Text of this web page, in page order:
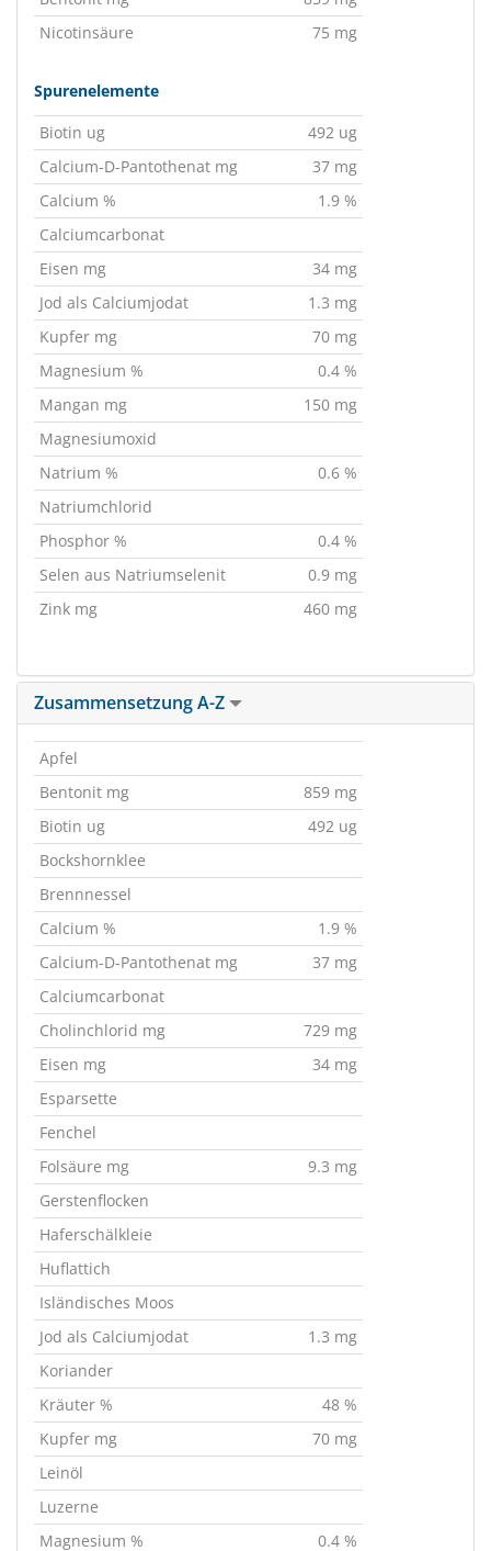
Nicotinsäure
75 mg
Spurenelemente
Biotin ug
492 ug
Calcium-D-Pantothenat mg
37 mg
Calcium %
1.9 %
Calciumcarbonat
Eisen mg
34 mg
Jod als Calciumjodat
1.3 mg
Kupfer mg
70 mg
Magnesium %
0.4 %
Mangan mg
150 mg
Magnesiumoxid
Natrium %
0.6 %
Natriumchlorid
Phosphor %
0.4 %
Selen aus Natriumselenit
0.9 mg
Zink mg
460 mg
Zusammensetzung A-Z
Apfel
Bentonit mg
859 mg
Biotin ug
492 ug
Bockshornklee
Brennnessel
Calcium %
1.9 %
Calcium-D-Pantothenat mg
37 mg
Calciumcarbonat
Cholinchlorid mg
729 mg
Eisen mg
34 mg
Esparsette
Fenchel
Folsäure mg
9.3 mg
Gerstenflocken
Haferschälkleie
Huflattich
Isländisches Moos
Jod als Calciumjodat
1.3 mg
Koriander
Kräuter %
48 %
Kupfer mg
70 mg
Leinöl
Luzerne
Magnesium %
0.4 %